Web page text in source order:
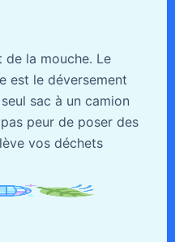
de la mouche. Le
est le déversement
sac à un camion
peur de poser des
vos déchets